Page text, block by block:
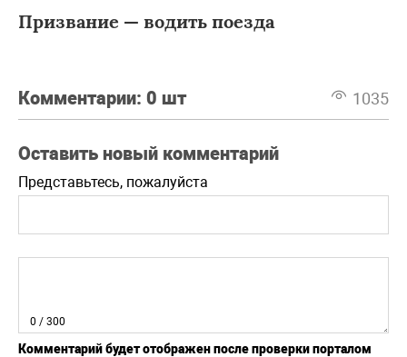
Призвание — водить поезда
Комментарии: 0 шт 1035
Оставить новый комментарий
Представьтесь, пожалуйста
0 / 300
Комментарий будет отображен после проверки порталом